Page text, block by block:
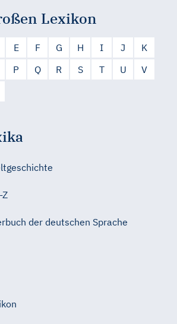
Lexikon
E F G H I J
K
P Q R S T U
V
Z
der deutschen Sprache